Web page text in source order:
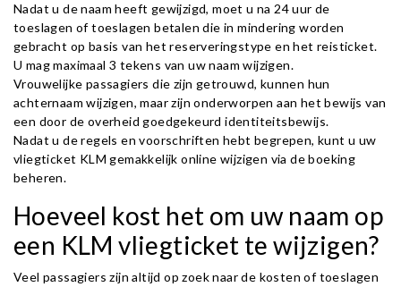
Nadat u de naam heeft gewijzigd, moet u na 24 uur de
toeslagen of toeslagen betalen die in mindering worden
gebracht op basis van het reserveringstype en het reisticket.
U mag maximaal 3 tekens van uw naam wijzigen.
Vrouwelijke passagiers die zijn getrouwd, kunnen hun
achternaam wijzigen, maar zijn onderworpen aan het bewijs van
een door de overheid goedgekeurd identiteitsbewijs.
Nadat u de regels en voorschriften hebt begrepen, kunt u uw
vliegticket KLM gemakkelijk online wijzigen via de boeking
beheren.
Hoeveel kost het om uw naam op
een KLM vliegticket te wijzigen?
Veel passagiers zijn altijd op zoek naar de kosten of toeslagen